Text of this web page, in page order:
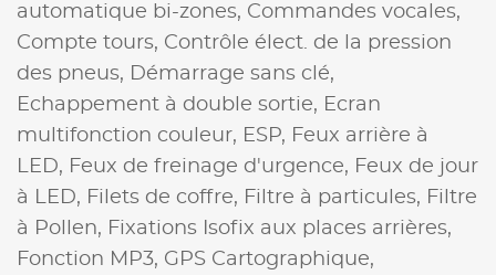
automatique bi-zones, Commandes vocales,
Compte tours, Contrôle élect. de la pression
des pneus,
Démarrage sans clé,
Echappement à double sortie, Ecran
multifonction couleur, ESP, Feux arrière à
LED, Feux de freinage d'urgence, Feux de jour
à LED, Filets de coffre, Filtre à particules, Filtre
à Pollen, Fixations Isofix aux places arrières,
Fonction MP3, GPS Cartographique,